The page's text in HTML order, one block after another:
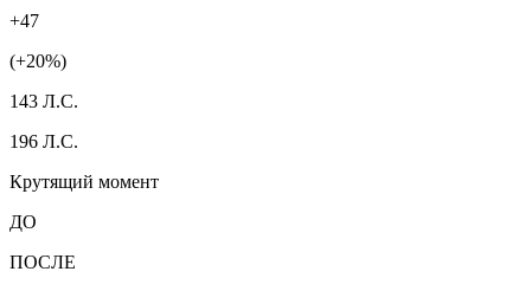
+47
(+20%)
143 Л.С.
196 Л.С.
Крутящий момент
ДО
ПОСЛЕ